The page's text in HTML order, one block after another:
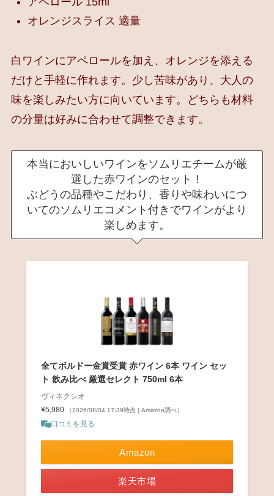
オレンジスライス 適量
白ワインにアペロールを加え、オレンジを添える
だけと手軽に作れます。少し苦味があり、大人の
味を楽しみたい方に向いています。どちらも材料
の分量は好みに合わせて調整できます。
本当においしいワインをソムリエチームが厳
選した赤ワインのセット！
ぶどうの品種やこだわり、香りや味わいにつ
いてのソムリエコメント付きでワインがより
楽しめます。
全てボルドー金賞受賞 赤ワイン 6本 ワイン セッ
ト 飲み比べ 厳選セレクト 750ml 6本
ヴィネクシオ
¥5,980
（2026/08/04 17:39時点 | Amazon調べ）
口コミを見る
Amazon
楽天市場